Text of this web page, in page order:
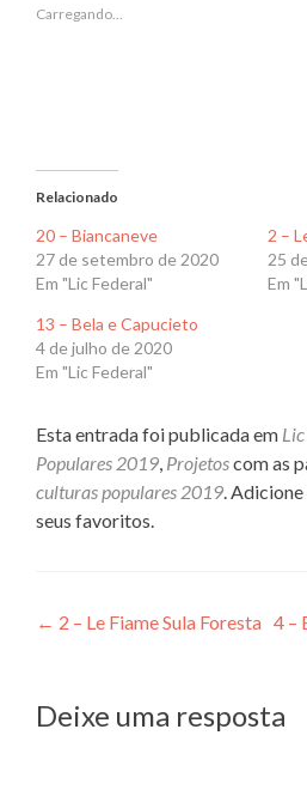
Carregando...
Relacionado
20 – Biancaneve
27 de setembro de 2020
Em "Lic Federal"
2 –
25
Em
13 – Bela e Capucieto
4 de julho de 2020
Em "Lic Federal"
Esta entrada foi publicada em
Populares 2019 Projetoscom as
culturas populares 2019 . Adicione
seus favoritos.
Navegação
Post
← 2 – Le Fiame Sula Foresta 4 –
Deixe uma resposta